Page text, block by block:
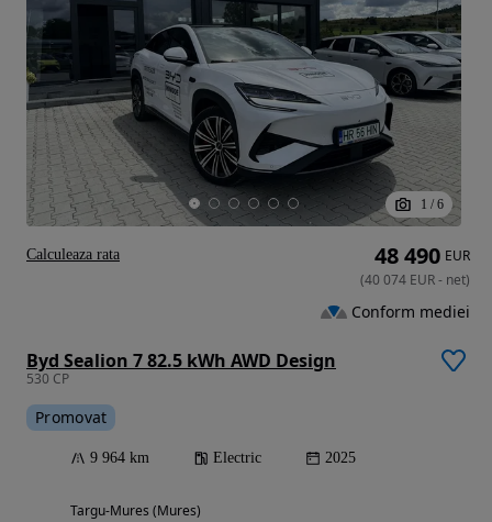
1 / 6
Byd Sealion 7 82.5 kWh AWD Design
530 CP
Promovat
9 964 km Electric 2025
Targu-Mures (Mures)
48 490 EUR
(40 074 EUR- net)
Conform mediei
Calculeaza rata